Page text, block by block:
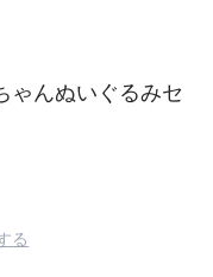
ゃんぬいぐるみセ
る